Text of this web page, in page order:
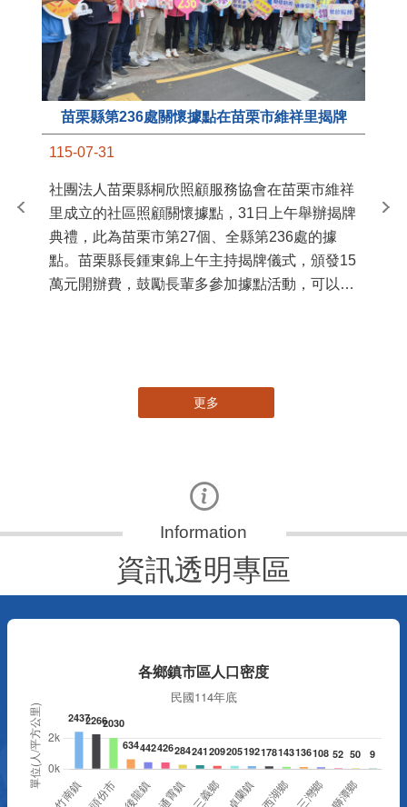
苗栗縣第236處關懷據點在苗栗市維祥里揭牌
115-07-31
社團法人苗栗縣桐欣照顧服務協會在苗栗市維祥
里成立的社區照顧關懷據點，31日上午舉辦揭牌
典禮，此為苗栗市第27個、全縣第236處的據
點。苗栗縣長鍾東錦上午主持揭牌儀式，頒發15
萬元開辦費，鼓勵長輩多參加據點活動，可以更
苗
更多
資訊透明專區